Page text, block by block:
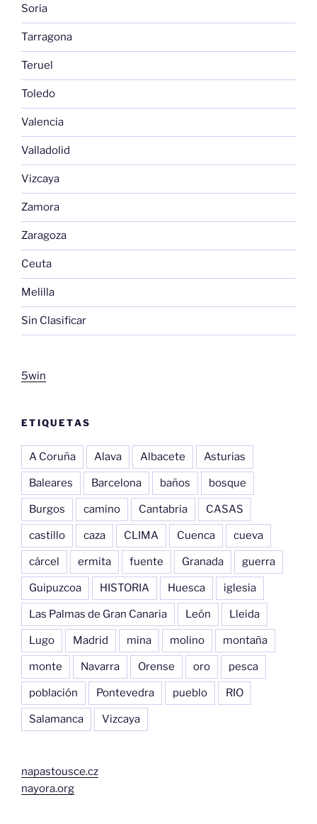
Soria
Tarragona
Teruel
Toledo
Valencia
Valladolid
Vizcaya
Zamora
Zaragoza
Ceuta
Melilla
Sin Clasificar
5win
ETIQUETAS
A Coruña Alava Albacete Asturias
Baleares Barcelona baños bosque
Burgos camino Cantabria CASAS
castillo caza CLIMA Cuenca cueva
cárcel ermita fuente Granada guerra
Guipuzcoa HISTORIA Huesca iglesia
Las Palmas de Gran Canaria León Lleida
Lugo Madrid mina molino montaña
monte Navarra Orense oro pesca
población Pontevedra pueblo RIO
Salamanca Vizcaya
napastousce.cz
nayora.org